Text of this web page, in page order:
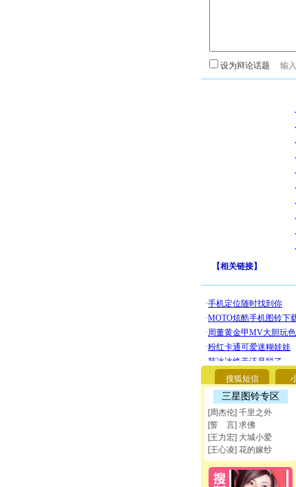
设为辩论话题
·
·
·
·
·
·
·
·
·
·
【相关链接】
搜狐短信
三星图铃专区
[周杰伦] 千里之外
[誓 言] 求佛
[王力宏] 大城小爱
[王心凌] 花的嫁纱